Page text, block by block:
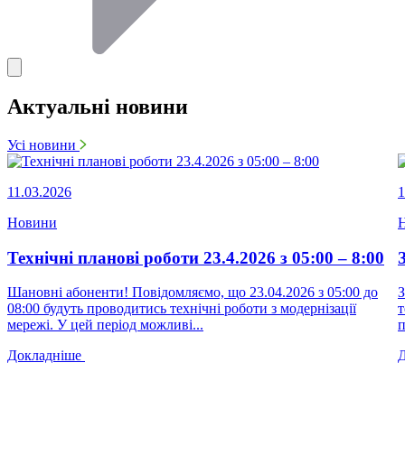
Актуальні новини
Усі новини
11.03.2026
Новини
Технічні планові роботи 23.4.2026 з 05:00 – 8:00
Шановні абоненти! Повідомляємо, що 23.04.2026 з 05:00 до
08:00 будуть проводитись технічні роботи з модернізації
мережі. У цей період можливі...
Докладніше